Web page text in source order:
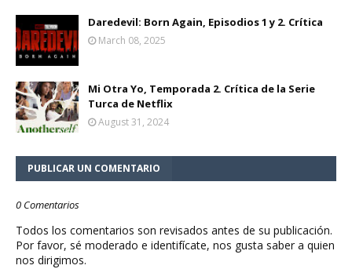
Daredevil: Born Again, Episodios 1 y 2. Crítica
March 08, 2025
Mi Otra Yo, Temporada 2. Crítica de la Serie
Turca de Netflix
August 31, 2024
PUBLICAR UN COMENTARIO
0 Comentarios
Todos los comentarios son revisados antes de su publicación.
Por favor, sé moderado e identifícate, nos gusta saber a quien
nos dirigimos.